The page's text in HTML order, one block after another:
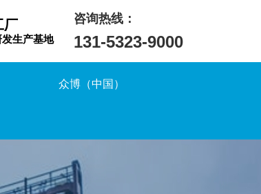
厂
发生产基地
咨询热线：
131-5323-9000
众博（中国）